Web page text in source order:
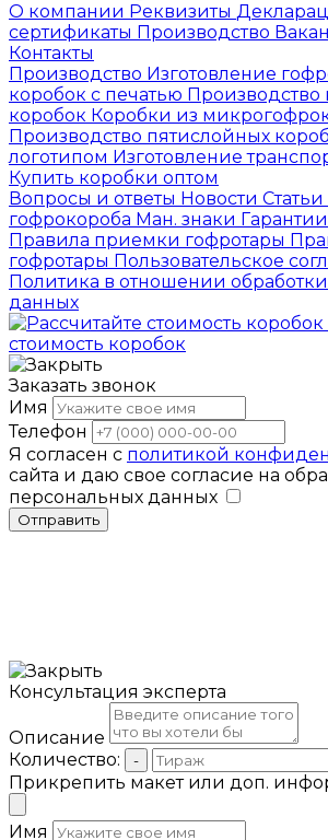
О компании Реквизиты
сертификаты Производство
Контакты
Производство Изготовление
коробок с печатью Производство
коробок Коробки из
Производство пятислойных
логотипом Изготовление
Купить коробки оптом
Вопросы и ответы Новости Статьи
гофрокороба Ман. знаки
Правила приемки гофротары
гофротары Пользовательское
Политика в отношении
данных
стоимость коробок
Заказать звонок
Имя
Телефон
Я согласен с политикой
сайта и даю свое согласие на
персональных данных
Отправить
Консультация эксперта
Описание
Количество:
-
Прикрепить макет или доп.
Имя